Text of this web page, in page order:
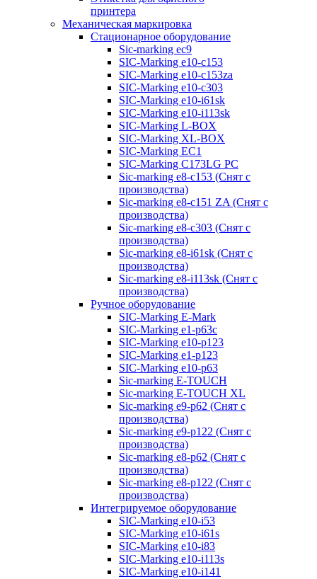
принтера
Механическая маркировка
Стационарное оборудование
Sic-marking ec9
SIC-Marking e10-c153
SIC-Marking e10-c153za
SIC-Marking e10-c303
SIC-Marking e10-i61sk
SIC-Marking e10-i113sk
SIC-Marking L-BOX
SIC-Marking XL-BOX
SIC-Marking EC1
SIC-Marking C173LG PC
Sic-marking e8-c153 (Снят с
производства)
Sic-marking e8-c151 ZA (Снят с
производства)
Sic-marking e8-c303 (Снят с
производства)
Sic-marking e8-i61sk (Снят с
производства)
Sic-marking e8-i113sk (Снят с
производства)
Ручное оборудование
SIC-Marking E-Mark
SIC-Marking e1-p63с
SIC-Marking e10-p123
SIC-Marking e1-p123
SIC-Marking e10-p63
Sic-marking E-TOUCH
Sic-marking E-TOUCH XL
Sic-marking e9-p62 (Снят с
производства)
Sic-marking e9-p122 (Снят с
производства)
Sic-marking e8-p62 (Снят с
производства)
Sic-marking e8-p122 (Снят с
производства)
Интегрируемое оборудование
SIC-Marking e10-i53
SIC-Marking e10-i61s
SIC-Marking e10-i83
SIC-Marking e10-i113s
SIC-Marking e10-i141